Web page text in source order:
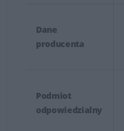
Dane
producenta
Podmiot
odpowiedzialny